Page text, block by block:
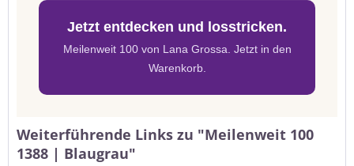
Jetzt entdecken und losstricken.
Meilenweit 100 von Lana Grossa. Jetzt in den
Warenkorb.
Weiterführende Links zu "Meilenweit 100
1388 | Blaugrau"